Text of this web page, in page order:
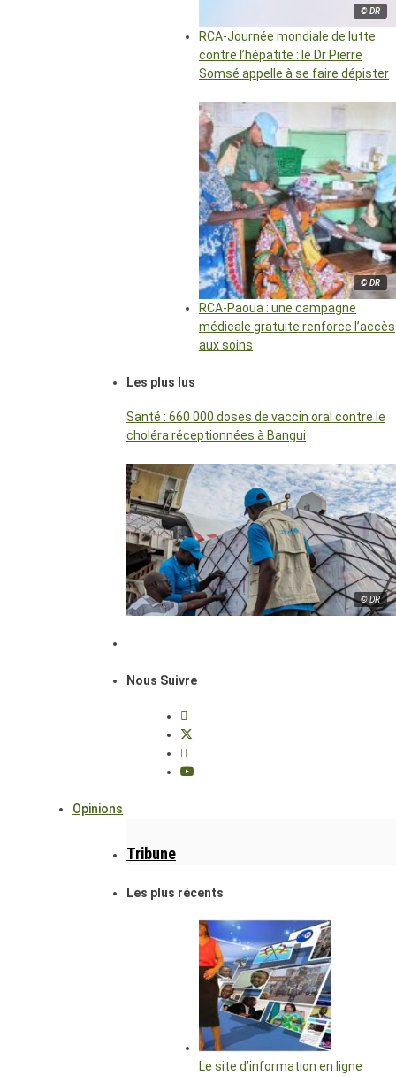
© DR
RCA-Journée mondiale de lutte
contre l’hépatite : le Dr Pierre
Somsé appelle à se faire dépister
© DR
RCA-Paoua : une campagne
médicale gratuite renforce l’accès
aux soins
Les plus lus
Santé : 660 000 doses de vaccin oral contre le
choléra réceptionnées à Bangui
© DR
Nous Suivre
Opinions
Tribune
Les plus récents
Le site d’information en ligne